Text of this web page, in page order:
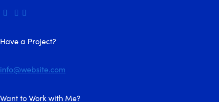
Have a Project?
info@website.com
Want to Work with Me?